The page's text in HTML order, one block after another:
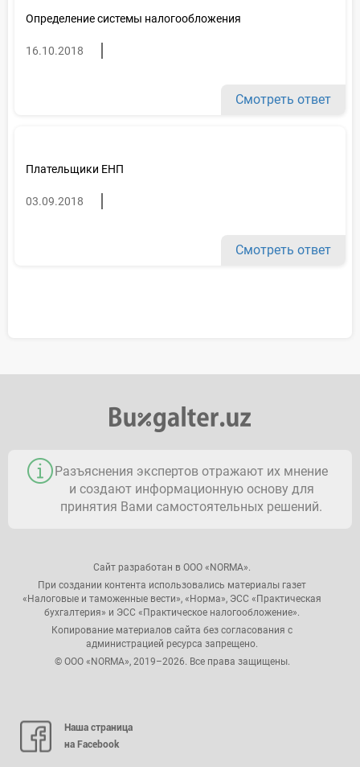
Определение системы налогообложения
16.10.2018
Смотреть ответ
Плательщики ЕНП
03.09.2018
Смотреть ответ
Разъяснения экспертов отражают их мнение
и создают информационную основу для
принятия Вами самостоятельных решений.
Сайт разработан в ООО «NORMA».
При создании контента использовались материалы газет
«Налоговые и таможенные вести», «Норма», ЭСС «Практическая
бухгалтерия» и ЭСС «Практическое налогообложение».
Копирование материалов сайта без согласования с
администрацией ресурса запрещено.
© ООО «NORMA», 2019–2026. Все права защищены.
Наша страница
на Facebook